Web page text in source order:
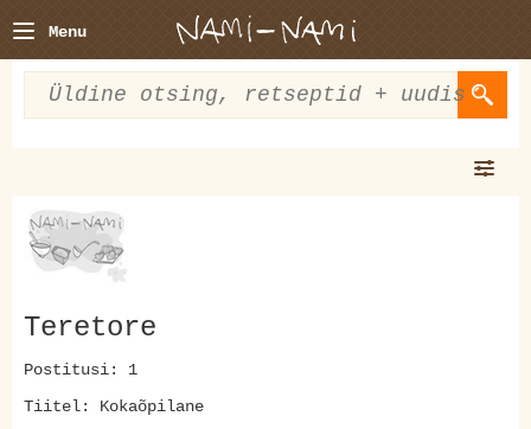
Menu
Teretore
Postitusi: 1
Tiitel: Kokaõpilane